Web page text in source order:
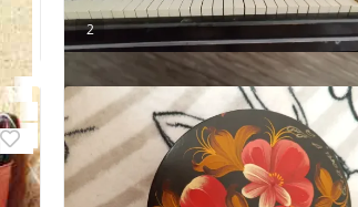
2
2
Пианино даром
Донецк, Петровский
Бесплатно